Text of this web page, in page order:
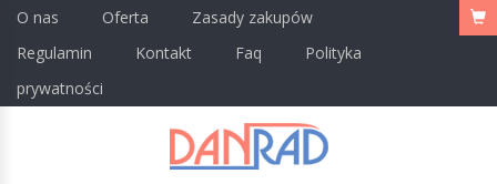
O nas Oferta
Zasady zakupów
Regulamin
Kontakt Faq
Polityka
prywatności